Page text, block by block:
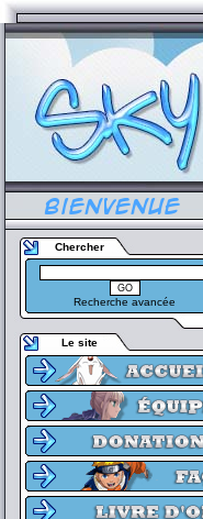
Chercher
Recherche avancée
Le site